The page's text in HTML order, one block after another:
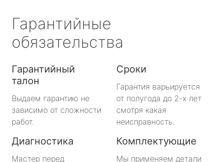
Гарантийные
обязательства
Гарантийный
талон
Выдаем гарантию не
зависимо от сложности
работ.
Сроки
Гарантия варьируется
от полугода до 2-х лет
смотря какая
неисправность.
Диагностика
Мастер перед
Комплектующие
Мы применяем детали